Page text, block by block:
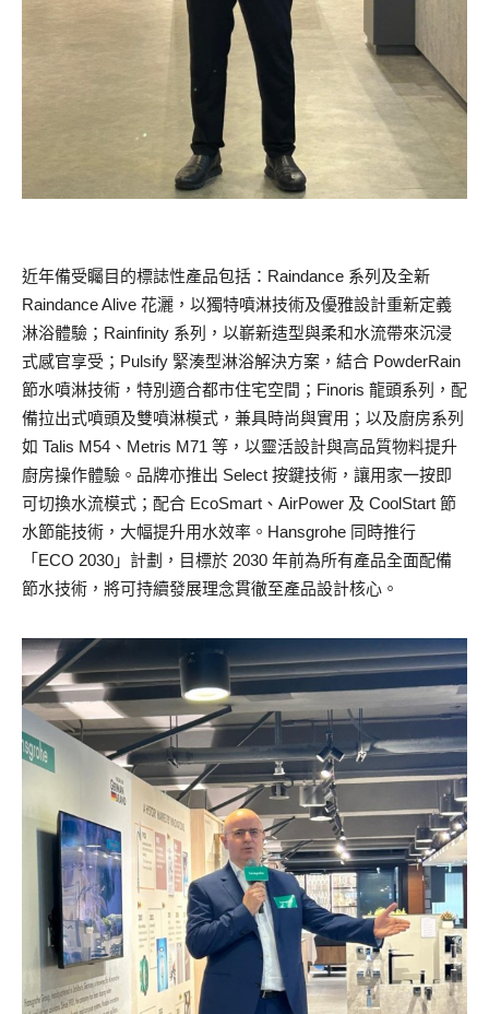
近年備受矚目的標誌性產品包括：Raindance 系列及全新
Raindance Alive 花灑，以獨特噴淋技術及優雅設計重新定義
淋浴體驗；Rainfinity 系列，以嶄新造型與柔和水流帶來沉浸
式感官享受；Pulsify 緊湊型淋浴解決方案，結合 PowderRain
節水噴淋技術，特別適合都市住宅空間；Finoris 龍頭系列，配
備拉出式噴頭及雙噴淋模式，兼具時尚與實用；以及廚房系列
如 Talis M54、Metris M71 等，以靈活設計與高品質物料提升
廚房操作體驗。品牌亦推出 Select 按鍵技術，讓用家一按即
可切換水流模式；配合 EcoSmart、AirPower 及 CoolStart 節
水節能技術，大幅提升用水效率。Hansgrohe 同時推行
「ECO 2030」計劃，目標於 2030 年前為所有產品全面配備
節水技術，將可持續發展理念貫徹至產品設計核心。